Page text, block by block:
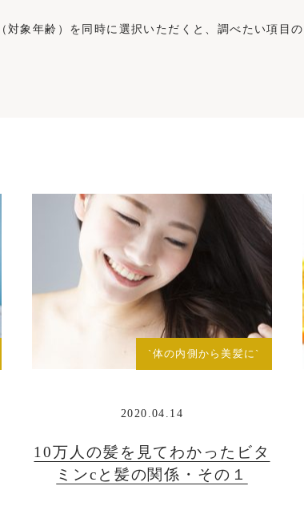
対象年齢）を同時に選択いただくと、調べたい項目
`体の内側から美髪に`
2020.04.14
10万人の髪を見てわかったビタ
ミンcと髪の関係・その１